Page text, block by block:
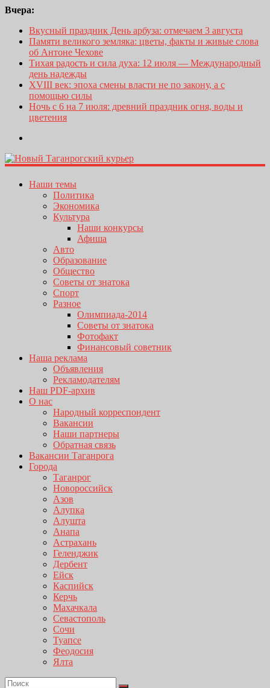
Вчера:
Вкусный праздник День арбуза: отмечаем 3 августа
Памяти великого земляка: цветы, факты и живые слова
об Антоне Чехове
Тихая радость и сила духа: 12 июля — Международный
день надежды
XVIII век: эпоха смены власти не по закону, а с
помощью силы
Ночь с 6 на 7 июля: древний праздник огня, воды и
цветения
Наши темы
Политика
Экономика
Культура
Наши конкурсы
Афиша
Авто
Образование
Общество
Советы от знатока
Спорт
Разное
Олимпиада-2014
Советы от знатока
Фотофакт
Финансовый советник
Наша реклама
Объявления
Рекламодателям
Наш PDF-архив
О нас
Народный корреспондент
Вакансии
Наши партнеры
Обратная связь
Вакансии Таганрога
Города
Таганрог
Новороссийск
Азов
Алупка
Алушта
Анапа
Астрахань
Геленджик
Дербент
Ейск
Каспийск
Керчь
Махачкала
Севастополь
Сочи
Туапсе
Феодосия
Ялта